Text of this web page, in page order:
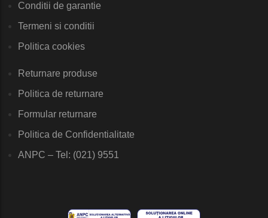
Conditii de garantie
Termeni si conditii
Politica cookies
Returnare produse
Politica de returnare
Formular returnare
Politica de Confidentialitate
ANPC – Tel: (021) 9551